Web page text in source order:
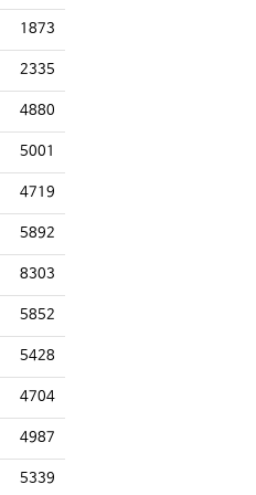
1873
2335
4880
5001
4719
5892
8303
5852
5428
4704
4987
5339